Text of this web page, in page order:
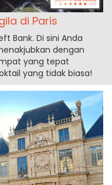
di Paris
Bank. Di sini Anda
dengan
yang tepat
yang tidak biasa!